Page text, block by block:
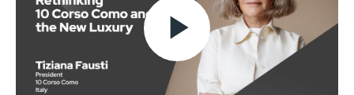
Play
Video